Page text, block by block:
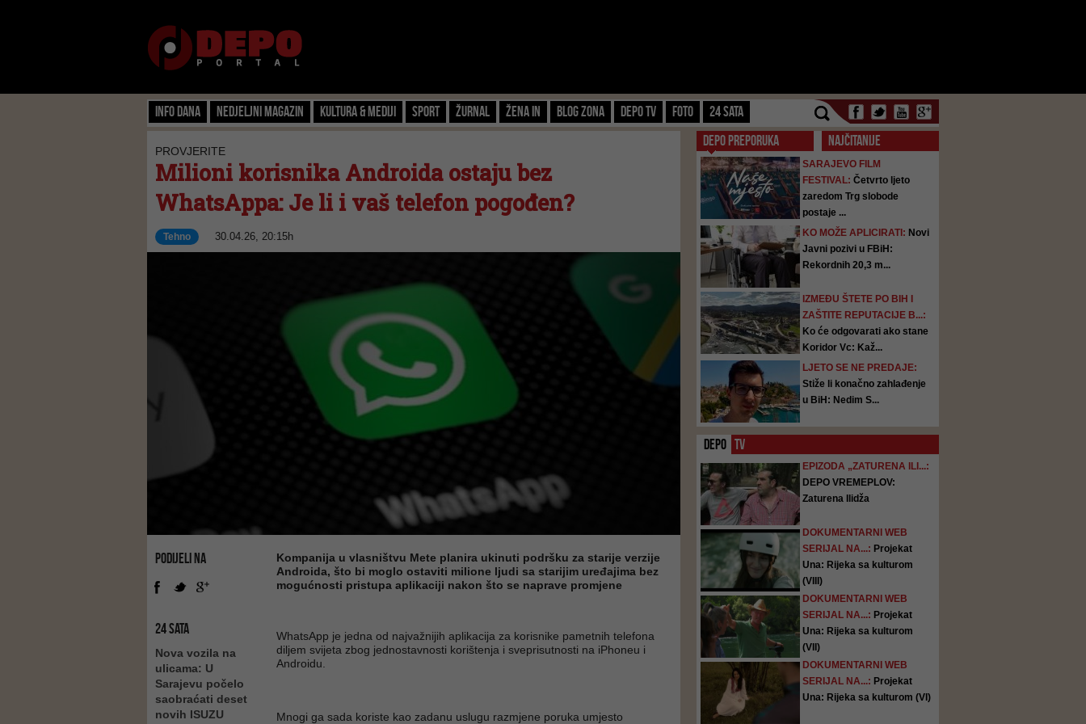
Info dana Nedjeljni magazin Kultura & Mediji Sport Žurnal Žena IN Blog zona Depo TV FOTO 24 SATA
PROVJERITE
Milioni korisnika Androida ostaju bez
WhatsAppa: Je li i vaš telefon pogođen?
Tehno 30.04.26, 20:15h
PODIJELI NA
24 SATA
Nova vozila na
ulicama: U
Sarajevu počelo
saobraćati deset
novih ISUZU
Kompanija u vlasništvu Mete planira ukinuti podršku za starije verzije
Androida, što bi moglo ostaviti milione ljudi sa starijim uređajima bez
mogućnosti pristupa aplikaciji nakon što se naprave promjene
WhatsApp je jedna od najvažnijih aplikacija za korisnike pametnih telefona
diljem svijeta zbog jednostavnosti korištenja i sveprisutnosti na iPhoneu i
Androidu.
Mnogi ga sada koriste kao zadanu uslugu razmjene poruka umjesto
DEPO PREPORUKA NAJČITANIJE
SARAJEVO FILM
FESTIVAL: Četvrto ljeto
zaredom Trg slobode
postaje ...
KO MOŽE APLICIRATI: Novi
Javni pozivi u FBiH:
Rekordnih 20,3 m...
IZMEĐU ŠTETE PO BIH I
ZAŠTITE REPUTACIJE B...:
Ko će odgovarati ako stane
Koridor Vc: Kaž...
LJETO SE NE PREDAJE:
Stiže li konačno zahlađenje
u BiH: Nedim S...
DEPO TV
EPIZODA „ZATURENA ILI...:
DEPO VREMEPLOV:
Zaturena Ilidža
DOKUMENTARNI WEB
SERIJAL NA...: Projekat
Una: Rijeka sa kulturom
(VIII)
DOKUMENTARNI WEB
SERIJAL NA...: Projekat
Una: Rijeka sa kulturom
(VII)
DOKUMENTARNI WEB
SERIJAL NA...: Projekat
Una: Rijeka sa kulturom (VI)